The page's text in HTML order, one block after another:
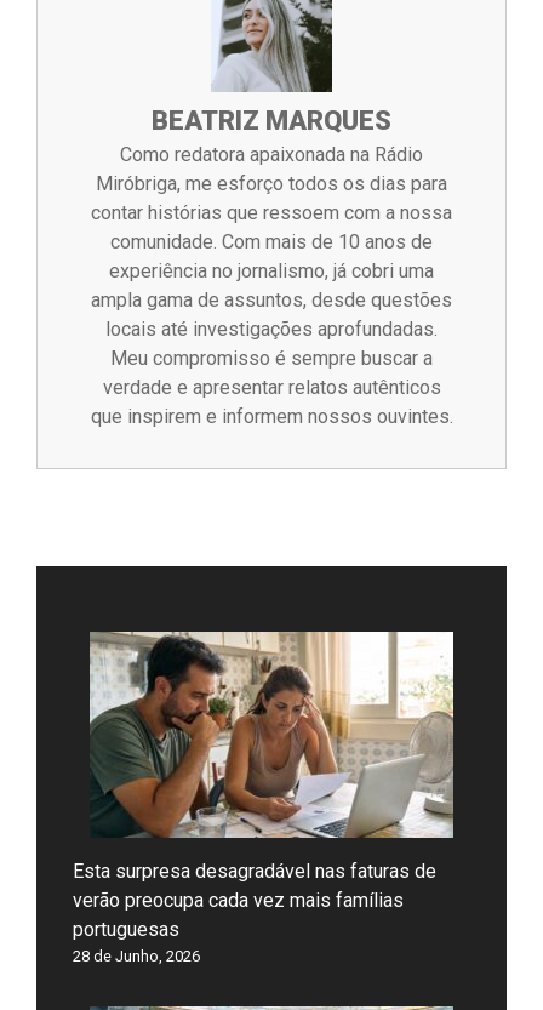
BEATRIZ MARQUES
Como redatora apaixonada na Rádio
Miróbriga, me esforço todos os dias para
contar histórias que ressoem com a nossa
comunidade. Com mais de 10 anos de
experiência no jornalismo, já cobri uma
ampla gama de assuntos, desde questões
locais até investigações aprofundadas.
Meu compromisso é sempre buscar a
verdade e apresentar relatos autênticos
que inspirem e informem nossos ouvintes.
Esta surpresa desagradável nas faturas de
verão preocupa cada vez mais famílias
portuguesas
28 de Junho, 2026